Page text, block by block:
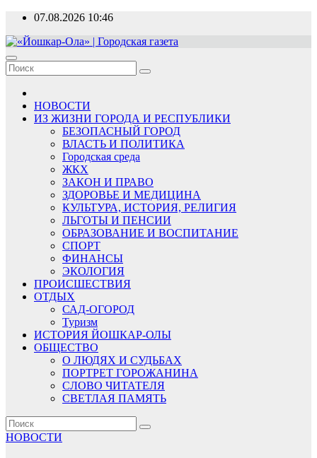
Перейти
содержимому
07.08.2026 10:46
«Йошкар-Ола» | Городская газета
Новости, события, люди
НОВОСТИ
ИЗ ЖИЗНИ ГОРОДА И РЕСПУБЛИКИ
БЕЗОПАСНЫЙ ГОРОД
ВЛАСТЬ И ПОЛИТИКА
Городская среда
ЖКХ
ЗАКОН И ПРАВО
ЗДОРОВЬЕ И МЕДИЦИНА
КУЛЬТУРА, ИСТОРИЯ, РЕЛИГИЯ
ЛЬГОТЫ И ПЕНСИИ
ОБРАЗОВАНИЕ И ВОСПИТАНИЕ
СПОРТ
ФИНАНСЫ
ЭКОЛОГИЯ
ПРОИСШЕСТВИЯ
ОТДЫХ
САД-ОГОРОД
Туризм
ИСТОРИЯ ЙОШКАР-ОЛЫ
ОБЩЕСТВО
О ЛЮДЯХ И СУДЬБАХ
ПОРТРЕТ ГОРОЖАНИНА
СЛОВО ЧИТАТЕЛЯ
СВЕТЛАЯ ПАМЯТЬ
НОВОСТИ